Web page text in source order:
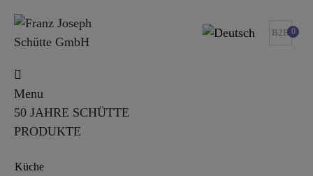
B2B 0
Menu
50 JAHRE SCHÜTTE
PRODUKTE
Küche